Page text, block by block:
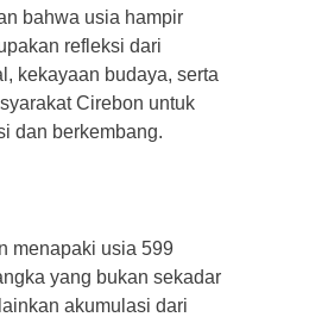
bahwa usia hampir
refleksi dari
kekayaan budaya, serta
Cirebon untuk
dan berkembang.
menapaki usia 599
yang bukan sekadar
akumulasi dari